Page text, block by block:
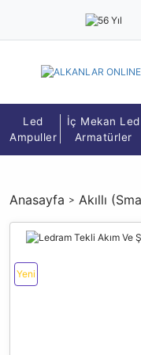
Led
Ampuller
İç Mekan Led
Armatürler
Anasayfa Akıllı
Yeni